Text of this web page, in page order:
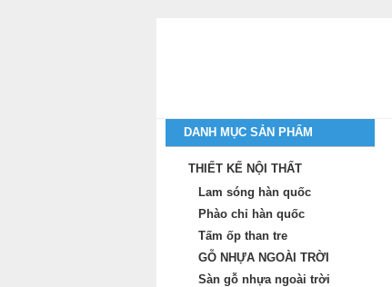
DANH MỤC SẢN PHẨM
THIẾT KẾ NỘI THẤT
Lam sóng hàn quốc
Phào chỉ hàn quốc
Tấm ốp than tre
GỖ NHỰA NGOÀI TRỜI
Sàn gỗ nhựa ngoài trời